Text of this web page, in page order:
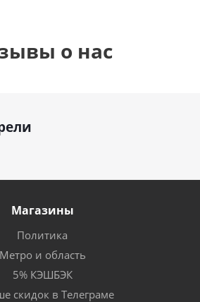
о нас
Магазины
Политика
Метро и область
5% КЭШБЭК
скидок в Телеграме